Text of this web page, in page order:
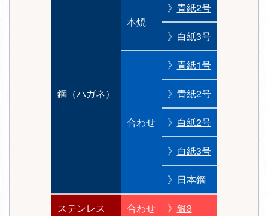
鋼（ハガネ）
本焼
》 青紙2号
》 白紙3号
合わせ
》 青紙1号
》 青紙2号
》 白紙2号
》 白紙3号
》 日本鋼
ステンレス 合わせ 》 銀3